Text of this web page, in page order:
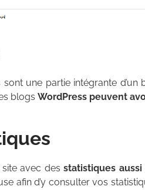
une partie intégrante d’un
blogs WordPress peuvent
site avec des statistiques
afin d’y consulter vos